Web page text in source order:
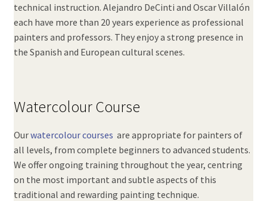
technical instruction. Alejandro DeCinti and Oscar Villalón
each have more than 20 years experience as professional
painters and professors. They enjoy a strong presence in
the Spanish and European cultural scenes.
Watercolour Course
Ourwatercolour courses are appropriate for painters of
all levels, from complete beginners to advanced students.
We offer ongoing training throughout the year, centring
on the most important and subtle aspects of this
traditional and rewarding painting technique.